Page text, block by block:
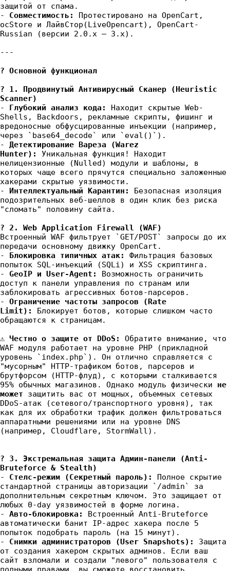
защитой от спама.
- Совместимость:
Протестировано на OpenCart,
ocStore и ЛайвСтор(LiveOpencart), OpenCart-
Russian (версии 2.0.x — 3.x).
---
? Основной функционал
? 1. Продвинутый Антивирусный Сканер (Heuristic
Scanner)
- Глубокий анализ кода:
Находит скрытые Web-
Shells, Backdoors, рекламные скрипты, фишинг и
вредоносные обфусцированные инъекции (например,
через `base64_decode` или `eval()`).
- Детектирование Вареза (Warez
Hunter):
Уникальная функция! Находит
нелицензионные (Nulled) модули и шаблоны, в
которых чаще всего прячутся специально заложенные
хакерами скрытые уязвимости.
- Интеллектуальный Карантин:
Безопасная изоляция
подозрительных веб-шеллов в один клик без риска
"сломать" половину сайта.
? 2. Web Application Firewall (WAF)
Встроенный WAF фильтрует `GET/POST` запросы до их
передачи основному движку OpenCart.
- Блокировка типичных атак:
Фильтрация базовых
попыток SQL-инъекций (SQLi) и XSS скриптинга.
- GeoIP и User-Agent:
Возможность ограничить
доступ к панели управления по странам или
заблокировать агрессивных ботов-парсеров.
- Ограничение частоты запросов (Rate
Limit):
Блокирует ботов, которые слишком часто
обращаются к страницам.
⚠️ Честно о защите от DDoS:
Обратите внимание, что
WAF модуля работает на уровне PHP (прикладной
уровень `index.php`). Он отлично справляется с
"мусорным" HTTP-трафиком ботов, парсеров и
брутфорсом (HTTP-флуд), с которыми сталкивается
95% обычных магазинов. Однако модуль физически не
может защитить вас от мощных, объемных сетевых
DDoS-атак (сетевого/транспортного уровня), так
как для их обработки трафик должен фильтроваться
аппаратными решениями или на уровне DNS
(например, Cloudflare, StormWall).
? 3. Экстремальная защита Админ-панели (Anti-
Bruteforce & Stealth)
- Стелс-режим (Секретный пароль):
Полное скрытие
стандартной страницы авторизации `/admin` за
дополнительным секретным ключом. Это защищает от
любых 0-day уязвимостей в форме логина.
- Авто-блокировка:
Встроенный Anti-Bruteforce
автоматически банит IP-адрес хакера после 5
попыток подобрать пароль (на 15 минут).
- Снимки администраторов (User Snapshots):
Защита
от создания хакером скрытых админов. Если ваш
сайт взломали и создали "левого" пользователя с